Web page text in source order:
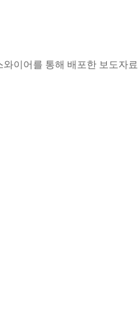
와이어를 통해 배포한 보도자